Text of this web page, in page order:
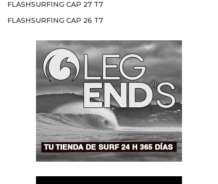
FLASHSURFING CAP 27 T7
FLASHSURFING CAP 26 T7